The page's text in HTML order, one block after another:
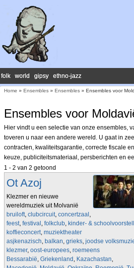
folk world gipsy ethno-jazz
Home » Ensembles » Ensembles » Ensembles voor
Ensembles voor
Hier vindt u een selectie van onze ensembles,
toveren u naar een andere wereld. U gaat in
contracten, kwaliteitsgarantie, correcte fiscale
keuze, publiciteitsmateriaal, persberichten en
1 - 2 van 2 getoond
Ot Azoj
Klezmer en nieuwe
wereldmuziek uit Molvanië
bruiloft, clubcircuit, concertzaal ,
feest, festival , folkclub, kinder- &
koffieconcert, muziektheater
asjkenazisch, balkan, grieks, joodse
klezmer, oost-europees, roemeens
Bessarabië, Griekenland , Kazachastan,